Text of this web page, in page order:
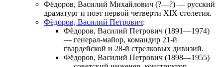
Фёдоров, Василий Михайлович (?—?) — русский
драматург и поэт первой четверти XIX столетия.
Фёдоров, Василий Петрович:
Фёдоров, Василий Петрович (1891—1974)
— генерал-майор, командир 21-й
гвардейской и 28-й стрелковых дивизий.
Фёдоров, Василий Петрович (1898—1955)